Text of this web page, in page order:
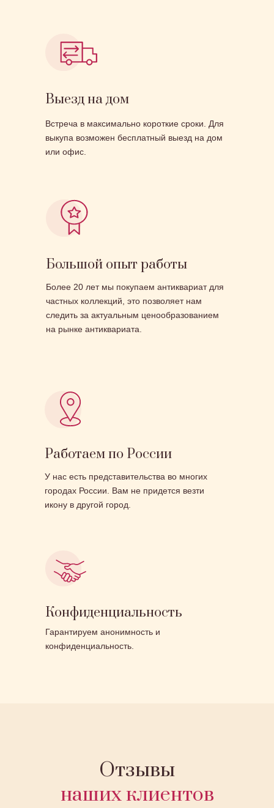
Большой опыт работы
Более 20 лет мы покупаем антиквариат для
частных коллекций, это позволяет нам
следить за актуальным ценообразованием
на рынке антиквариата.
Конфиденциальность
Гарантируем анонимность и
конфиденциальность.
Выезд на дом
Работаем по России
Встреча в максимально короткие сроки. Для
выкупа возможен бесплатный выезд на дом
или офис.
У нас есть представительства во многих
городах России. Вам не придется везти
икону в другой город.
Отзывы
наших клиентов